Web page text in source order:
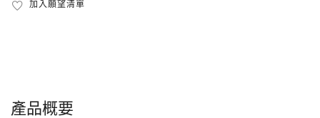
加入願望清單
產品概要